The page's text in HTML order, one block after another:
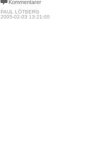
Kommentarer
PAUL LÖTBERG
2005-02-03 13:21:00